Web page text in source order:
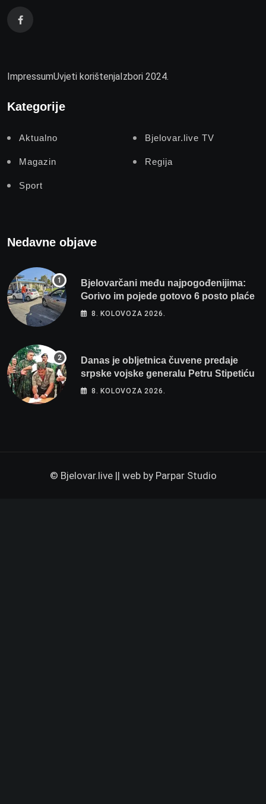
ImpressumUvjeti korištenja Izbori 2024.
Kategorije
Aktualno Bjelovar.live TV
Magazin Regija
Sport
Nedavne objave
Bjelovarčani među najpogođenijima:
Gorivo im pojede gotovo 6 posto plaće
8. KOLOVOZA 2026.
Danas je obljetnica čuvene predaje
srpske vojske generalu Petru Stipetiću
8. KOLOVOZA 2026.
© Bjelovar.live || web by Parpar Studio